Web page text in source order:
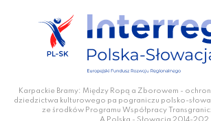
Karpackie Bramy: Między Ropą a Zborowem -
dziedzictwa kulturowego pa pograniczu polsko-
ze środków Programu Współpracy